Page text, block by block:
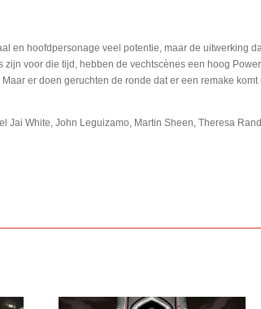
en hoofdpersonage veel potentie, maar de uitwerking
zijn voor die tijd, hebben de vechtscènes een hoog
er doen geruchten de ronde dat er een remake
Jai White, John Leguizamo, Martin Sheen, Theresa